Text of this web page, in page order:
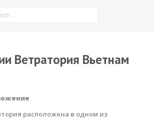
RRD Russian Cup
Ветратория Вьетнам
расположена в одном из